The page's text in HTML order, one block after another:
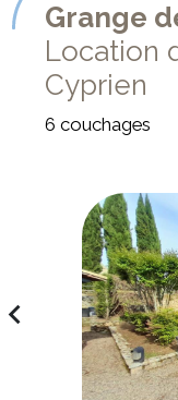
Grange
Location
Cyprien
6 couchages